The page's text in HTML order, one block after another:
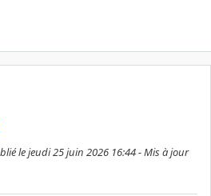
le jeudi 25 juin 2026 16:44 - Mis à jour